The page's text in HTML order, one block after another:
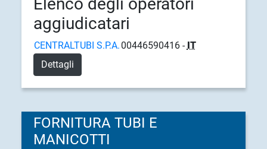
Elenco degli operatori
aggiudicatari
CENTRALTUBI S.P.A. 00446590416 - IT
Dettagli
FORNITURA TUBI E
MANICOTTI